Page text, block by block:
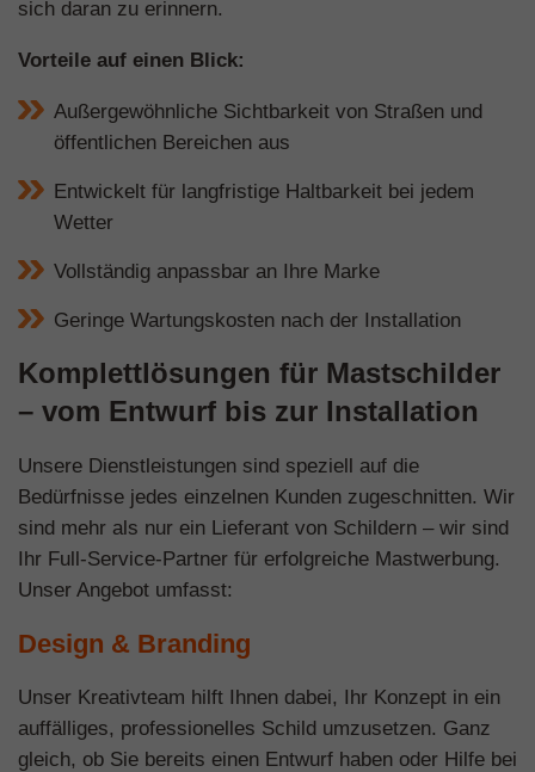
sich daran zu erinnern.
Vorteile auf einen Blick:
Außergewöhnliche Sichtbarkeit von Straßen und
öffentlichen Bereichen aus
Entwickelt für langfristige Haltbarkeit bei jedem
Wetter
Vollständig anpassbar an Ihre Marke
Geringe Wartungskosten nach der Installation
Komplettlösungen für Mastschilder
– vom Entwurf bis zur Installation
Unsere Dienstleistungen sind speziell auf die
Bedürfnisse jedes einzelnen Kunden zugeschnitten. Wir
sind mehr als nur ein Lieferant von Schildern – wir sind
Ihr Full-Service-Partner für erfolgreiche Mastwerbung.
Unser Angebot umfasst:
Design & Branding
Unser Kreativteam hilft Ihnen dabei, Ihr Konzept in ein
auffälliges, professionelles Schild umzusetzen. Ganz
gleich, ob Sie bereits einen Entwurf haben oder Hilfe bei